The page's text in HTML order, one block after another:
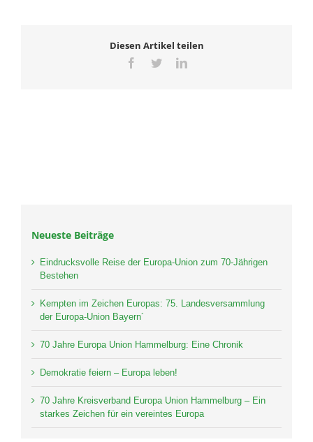
Diesen Artikel teilen
Facebook
TwitterLinkedIn
Neueste Beiträge
Eindrucksvolle Reise der Europa-Union zum 70-Jährigen
Bestehen
Kempten im Zeichen Europas: 75. Landesversammlung
der Europa-Union Bayern´
70 Jahre Europa Union Hammelburg: Eine Chronik
Demokratie feiern – Europa leben!
70 Jahre Kreisverband Europa Union Hammelburg – Ein
starkes Zeichen für ein vereintes Europa